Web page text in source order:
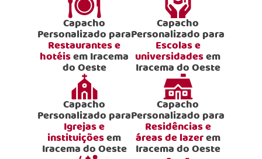
Capacho
Personalizado para
Restaurantes e
hotéisem Iracema
do Oeste
Capacho
Personalizado para
Escolas e
universidadesem
Iracema do Oeste
Capacho
Personalizado para
Igrejas e
instituiçõesem
Iracema do Oeste
Capacho
Personalizado para
Residências e
áreas de lazerem
Iracema do Oeste